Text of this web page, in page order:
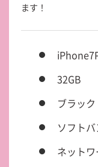
ます！
32GB
ブラック
ソフトバ
ネット